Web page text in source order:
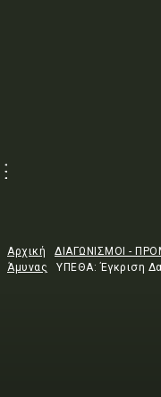
Αρχική ΔΙΑΓΩΝΙΣΜΟΙ -
Άμυνας
ΥΠΕΘΑ: Έγκριση